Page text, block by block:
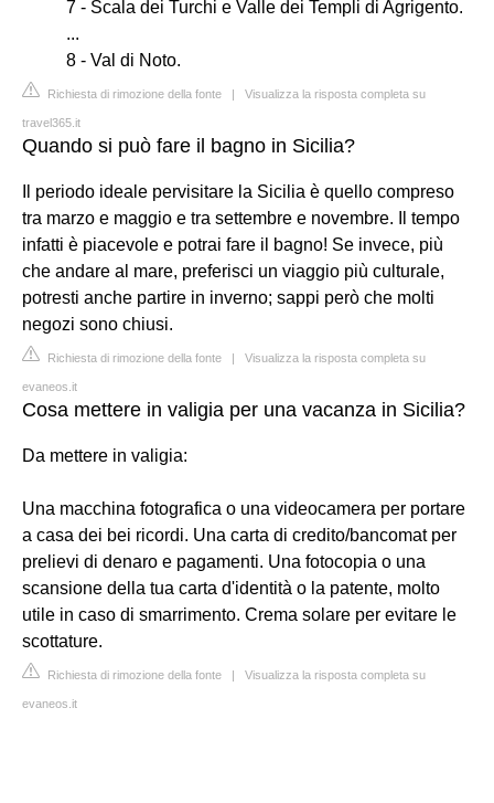
7 - Scala dei Turchi e Valle dei Templi di Agrigento.
...
8 - Val di Noto.
Richiesta di rimozione della fonte | Visualizza la risposta completa su
travel365.it
Quando si può fare il bagno in Sicilia?
Il periodo ideale pervisitare la Sicilia è quello compreso
tra marzo e maggio e tra settembre e novembre. Il tempo
infatti è piacevole e potrai fare il bagno! Se invece, più
che andare al mare, preferisci un viaggio più culturale,
potresti anche partire in inverno; sappi però che molti
negozi sono chiusi.
Richiesta di rimozione della fonte | Visualizza la risposta completa su
evaneos.it
Cosa mettere in valigia per una vacanza in Sicilia?
Da mettere in valigia:
Una macchina fotografica o una videocamera per portare
a casa dei bei ricordi. Una carta di credito/bancomat per
prelievi di denaro e pagamenti. Una fotocopia o una
scansione della tua carta d'identità o la patente, molto
utile in caso di smarrimento. Crema solare per evitare le
scottature.
Richiesta di rimozione della fonte | Visualizza la risposta completa su
evaneos.it